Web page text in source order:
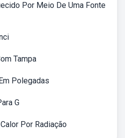
Por Meio De Uma Fonte
Tampa
Polegadas
G
Por Radiação